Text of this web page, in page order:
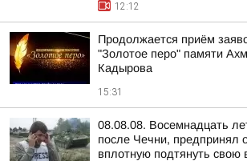
12:12
Продолжается приём
"Золотое перо" памяти
Кадырова
15:31
08.08.08. Восемнадцать
после Чечни, предпринял
вплотную подтянуть свою